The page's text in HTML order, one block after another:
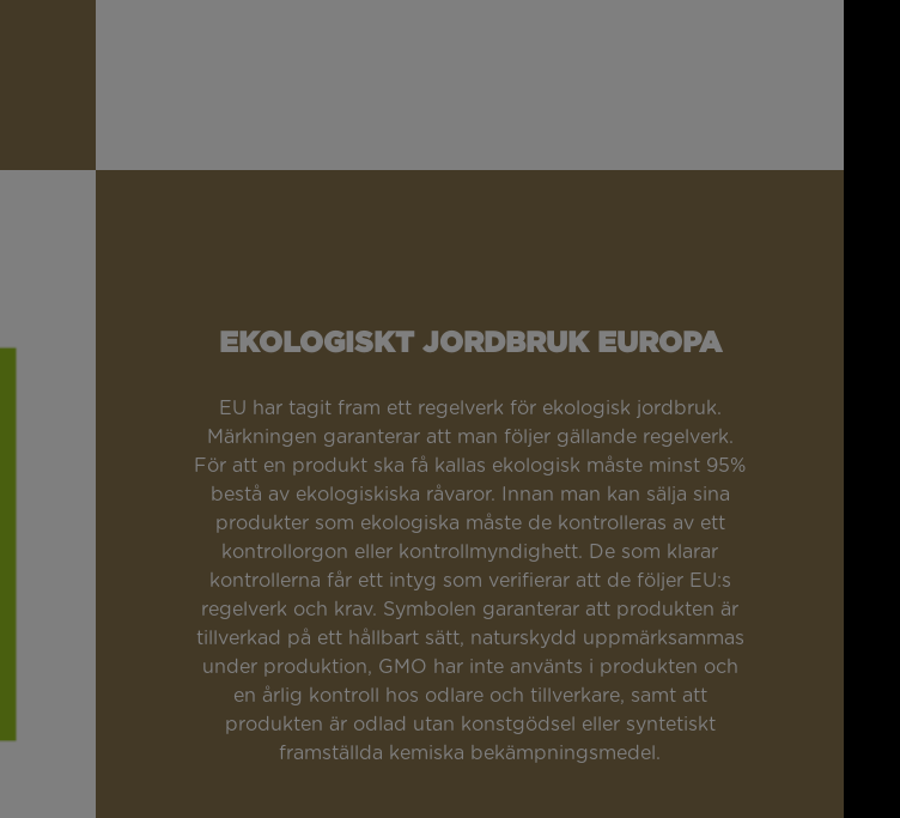
EKOLOGISKT JORDBRUK EUROPA
EU har tagit fram ett regelverk för ekologisk jordbruk.
Märkningen garanterar att man följer gällande regelverk.
För att en produkt ska få kallas ekologisk måste minst 95%
bestå av ekologiskiska råvaror. Innan man kan sälja sina
produkter som ekologiska måste de kontrolleras av ett
kontrollorgon eller kontrollmyndighett. De som klarar
kontrollerna får ett intyg som verifierar att de följer EU:s
regelverk och krav. Symbolen garanterar att produkten är
tillverkad på ett hållbart sätt, naturskydd uppmärksammas
under produktion, GMO har inte använts i produkten och
en årlig kontroll hos odlare och tillverkare, samt att
produkten är odlad utan konstgödsel eller syntetiskt
framställda kemiska bekämpningsmedel.